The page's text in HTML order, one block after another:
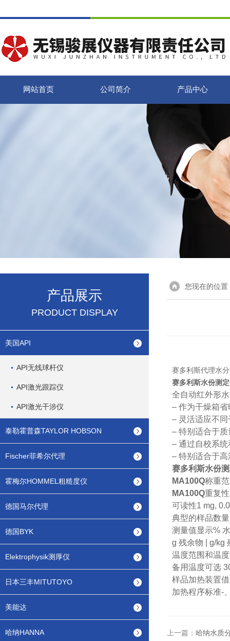
网站首页 公司简介 产品中心
产品展示
PRODUCT DISPLAY
美国API
API无线球杆仪
API激光跟踪仪
API激光干涉仪
泰勒霍普森TAYLOR HOBSON
Fischer菲希尔代理
霍梅尔HOMMEL粗糙度仪
德国马尔代理
德国BYK
Elektrophysik测厚仪
日本三丰MITUTOYO
美能达
哈纳HANNA
您现在的位置
赛多利斯代理水
赛多利斯水份测
全自动红外形
– 作为干燥箱
– 灵活适应不
– 特别适合于
– 通过自校系
– 特别适合于
赛多利斯水份
MA100Q称重
MA100Q重复
可读性1 mg,
典型的样品数
测量值显示%
g 残余物 | g/kg
温度范围和温
备用温度可选
样品加热装置
加热程序标准-
上一篇： 哈纳水质